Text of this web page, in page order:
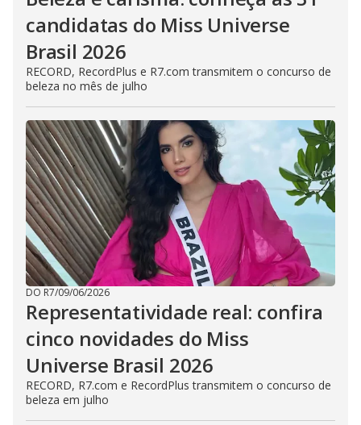
candidatas do Miss Universe
Brasil 2026
RECORD, RecordPlus e R7.com transmitem o concurso de
beleza no mês de julho
DO R7/09/06/2026
Representatividade real: confira
cinco novidades do Miss
Universe Brasil 2026
RECORD, R7.com e RecordPlus transmitem o concurso de
beleza em julho